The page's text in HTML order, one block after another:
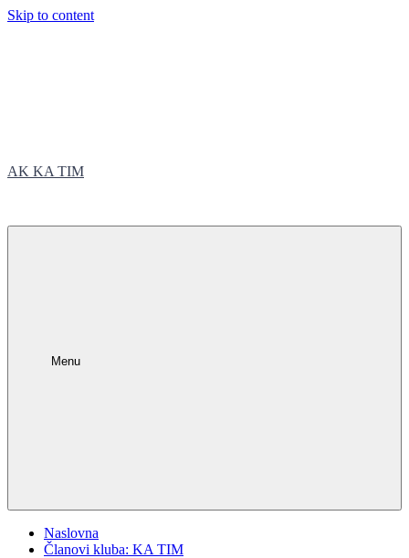
Skip to content
AK KA TIM
Menu
Naslovna
Članovi kluba: KA TIM